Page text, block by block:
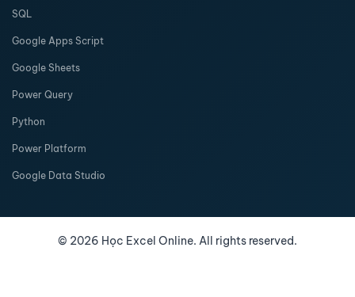
SQL
Google Apps Script
Google Sheets
Power Query
Python
Power Platform
Google Data Studio
© 2026 Học Excel Online. All rights reserved.